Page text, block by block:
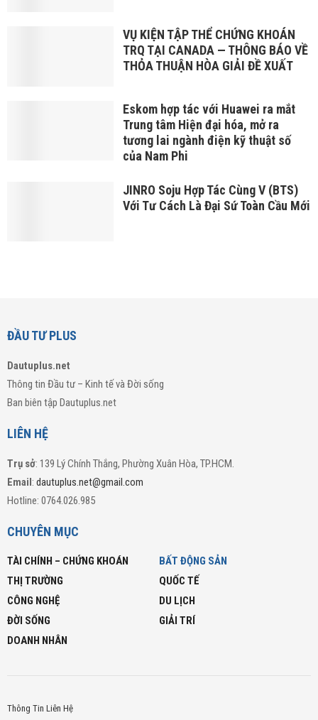
VỤ KIỆN TẬP THỂ CHỨNG KHOÁN
TRQ TẠI CANADA — THÔNG BÁO VỀ
THỎA THUẬN HÒA GIẢI ĐỀ XUẤT
Eskom hợp tác với Huawei ra mắt
Trung tâm Hiện đại hóa, mở ra
tương lai ngành điện kỹ thuật số
của Nam Phi
JINRO Soju Hợp Tác Cùng V (BTS)
Với Tư Cách Là Đại Sứ Toàn Cầu Mới
ĐẦU TƯ PLUS
Dautuplus.net
Thông tin Đầu tư – Kinh tế và Đời sống
Ban biên tập Dautuplus.net
LIÊN HỆ
Trụ sở: 139 Lý Chính Thắng, Phường Xuân Hòa, TP.HCM.
Email : dautuplus.net@gmail.com
Hotline: 0764.026.985
CHUYÊN MỤC
TÀI CHÍNH – CHỨNG KHOÁN
BẤT ĐỘNG SẢN
THỊ TRƯỜNG
QUỐC TẾ
CÔNG NGHỆ
DU LỊCH
ĐỜI SỐNG
GIẢI TRÍ
DOANH NHÂN
Thông Tin Liên Hệ